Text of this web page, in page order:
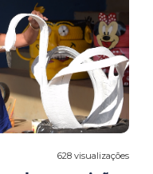
628 visualizações